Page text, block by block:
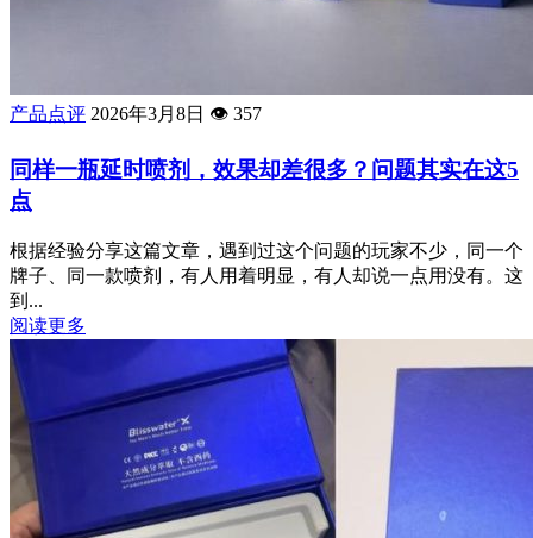
产品点评 2026年3月8日 👁️ 357
同样一瓶延时喷剂，效果却差很多？问题其实在这5
点
根据经验分享这篇文章，遇到过这个问题的玩家不少，同一个
牌子、同一款喷剂，有人用着明显，有人却说一点用没有。这
到...
阅读更多